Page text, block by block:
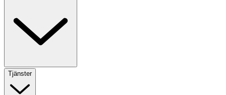
Tjänster